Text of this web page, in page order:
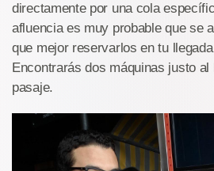
directamente por una cola
afluencia es muy probable que se
que mejor reservarlos en tu
Encontrarás dos máquinas justo al
pasaje.